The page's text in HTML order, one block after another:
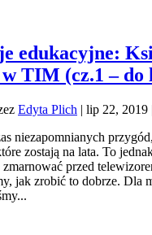
edukacyjne:
TIM (cz.1 – do
Edyta Plich | lip 22, 2019
niezapomnianych
zostają na lata. To
przed
jak zrobić to dobrze. Dla